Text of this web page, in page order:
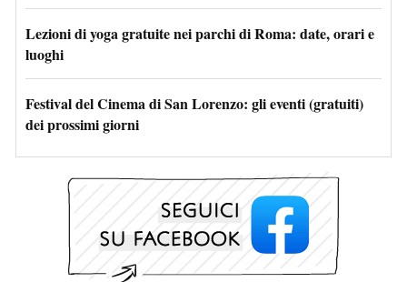
Lezioni di yoga gratuite nei parchi di Roma: date, orari e
luoghi
Festival del Cinema di San Lorenzo: gli eventi (gratuiti)
dei prossimi giorni